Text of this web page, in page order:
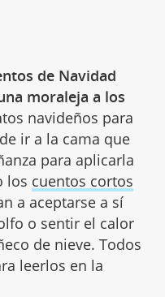
de Navidad
moraleja a los
navideños para
ir a la cama que
para aplicarla
los cuentos cortos
a aceptarse a sí
o sentir el calor
de nieve. Todos
leerlos en la